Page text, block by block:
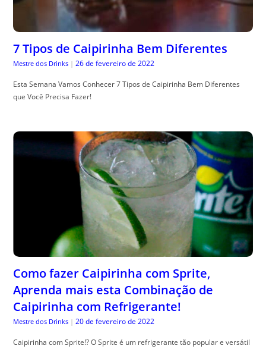
7 Tipos de Caipirinha Bem Diferentes
Mestre dos Drinks | 26 de fevereiro de 2022
Esta Semana Vamos Conhecer 7 Tipos de Caipirinha Bem Diferentes
que Você Precisa Fazer!
Como fazer Caipirinha com Sprite,
Aprenda mais esta Combinação de
Caipirinha com Refrigerante!
Mestre dos Drinks | 20 de fevereiro de 2022
Caipirinha com Sprite!? O Sprite é um refrigerante tão popular e versátil